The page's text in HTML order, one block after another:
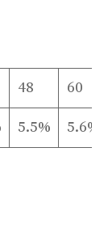
48 60
5.5% 5.6%